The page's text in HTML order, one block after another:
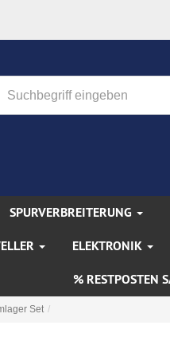
SPURVERBREITERUNG
ELEKTRONIK
% RESTPOSTEN
Set